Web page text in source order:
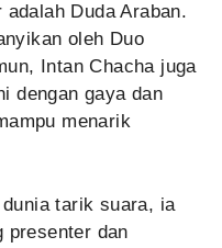
Duda Araban.
oleh Duo
Intan Chacha juga
dengan gaya dan
menarik
tarik suara, ia
presenter dan